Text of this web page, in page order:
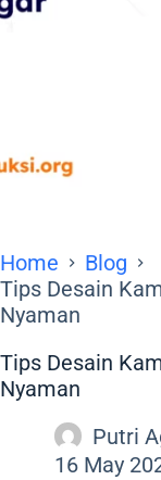
Home
Blog
Tips Desain
Nyaman
Tips Desain
Nyaman
Putri
16 May